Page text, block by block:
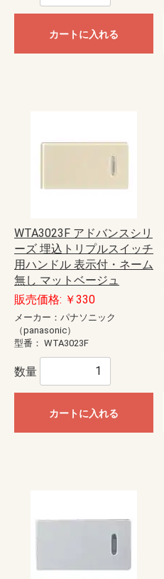
カートに入れる
WTA3023F アドバンスシリ
ーズ 埋込トリプルスイッチ
用ハンドル 表示付・ネーム
無し マットベージュ
販売価格: ￥330
メーカー：パナソニック
（panasonic）
型番： WTA3023F
数量
カートに入れる